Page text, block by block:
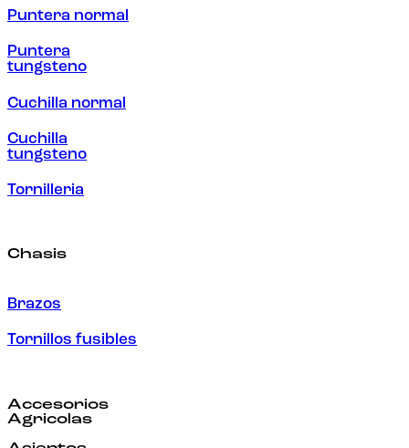
Puntera normal
Puntera
tungsteno
Cuchilla normal
Cuchilla
tungsteno
Tornilleria
Chasis
Brazos
Tornillos fusibles
Accesorios
Agricolas